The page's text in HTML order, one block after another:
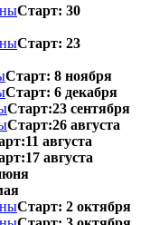
Старт: 30
Старт: 23
Старт: 8 ноября
Старт: 6 декабря
Старт:23 сентября
Старт:26 августа
августа
августа
Старт: 2 октября